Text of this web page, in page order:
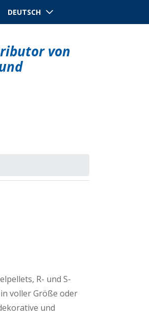
DEUTSCH
von
R- und S-
voller Größe oder
und